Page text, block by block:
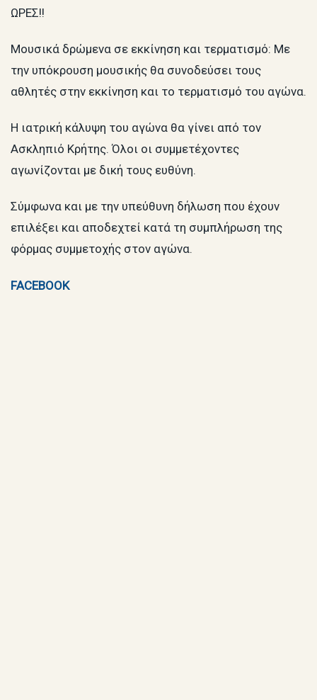
ΩΡΕΣ!!
Μουσικά δρώμενα σε εκκίνηση και τερματισμό: Με
την υπόκρουση μουσικής θα συνοδεύσει τους
αθλητές στην εκκίνηση και το τερματισμό του αγώνα.
Η ιατρική κάλυψη του αγώνα θα γίνει από τον
Ασκληπιό Κρήτης. Όλοι οι συμμετέχοντες
αγωνίζονται με δική τους ευθύνη.
Σύμφωνα και με την υπεύθυνη δήλωση που έχουν
επιλέξει και αποδεχτεί κατά τη συμπλήρωση της
φόρμας συμμετοχής στον αγώνα.
FACEBOOK